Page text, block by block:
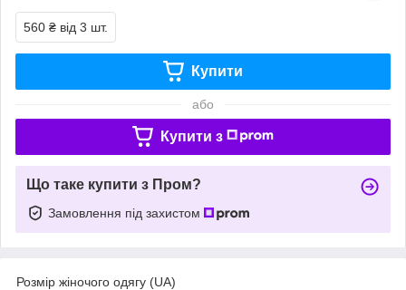
560 ₴ від 3 шт.
Купити
або
Купити з
Що таке купити з Пром?
Замовлення під захистом
Розмір жіночого одягу (UA)